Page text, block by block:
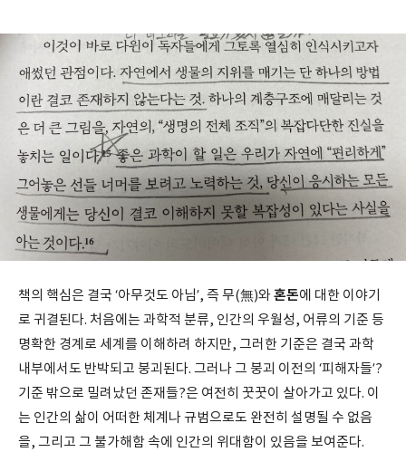
책의 핵심은 결국 ‘아무것도 아님’, 즉 무(無)와혼돈에 대한 이야기
로 귀결된다. 처음에는 과학적 분류, 인간의 우월성, 어류의 기준 등
명확한 경계로 세계를 이해하려 하지만, 그러한 기준은 결국 과학
내부에서도 반박되고 붕괴된다. 그러나 그 붕괴 이전의 ‘피해자들’?
기준 밖으로 밀려났던 존재들?은 여전히 꿋꿋이 살아가고 있다. 이
는 인간의 삶이 어떠한 체계나 규범으로도 완전히 설명될 수 없음
을, 그리고 그 불가해함 속에 인간의 위대함이 있음을 보여준다.